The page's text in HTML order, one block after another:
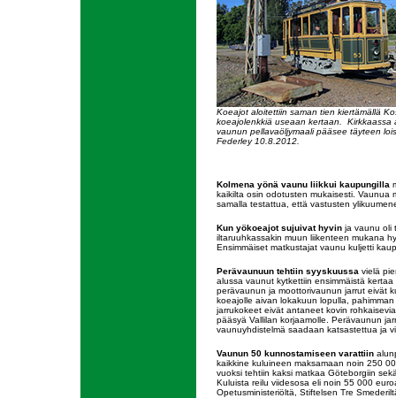
Koeajot aloitettiin saman tien kiertämällä
koeajolenkkiä useaan kertaan. Kirkkaassa
vaunun pellavaöljymaali pääsee täyteen
Federley 10.8.2012.
Kolmena yönä vaunu liikkui kaupungilla
kaikilta osin odotusten mukaisesti. Vaunua
samalla testattua, että vastusten
Kun yökoeajot sujuivat hyvinja vaunu oli
iltaruuhkassakin muun liikenteen mukana
Ensimmäiset matkustajat vaunu kuljetti
Perävaunuun tehtiin syyskuussa vielä
alussa vaunut kytkettiin ensimmäistä
perävaunun ja moottorivaunun jarrut eivät
koeajolle aivan lokakuun lopulla,
jarrukokeet eivät antaneet kovin
pääsyä Vallilan korjaamolle. Perävaunun
vaunuyhdistelmä saadaan katsastettua ja
Vaunun 50 kunnostamiseen varattiin
kaikkine kuluineen maksamaan noin 250
vuoksi tehtiin kaksi matkaa Göteborgiin
Kuluista reilu viidesosa eli noin 55 000
Opetusministeriöltä, Stiftelsen Tre